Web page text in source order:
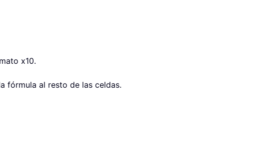
x10.
fórmula al resto de las celdas.